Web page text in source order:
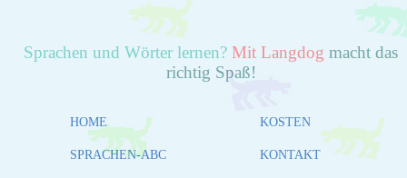
Sprachen und Wörter lernen? Mit Langdog macht das
richtig Spaß!
HOME
SPRACHEN-ABC
KOSTEN
KONTAKT